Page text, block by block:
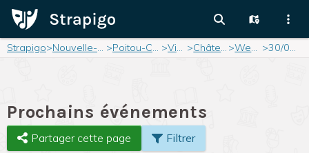
Strapigo> Nouvelle-Aquitaine > Poitou-Charentes > Vienne > Châtellerault > Weekend > 30/08/2025
Prochains événements
Partager cette page Filtrer